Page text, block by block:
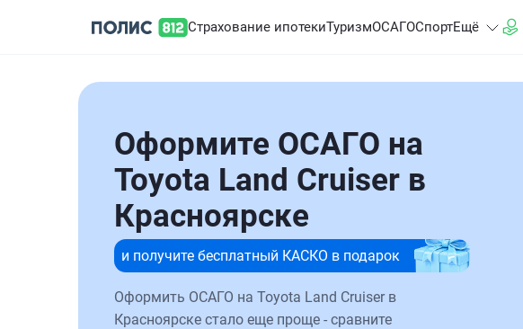
Страхование ипотекиТуризмОСАГОСпортЕщё
Оформите ОСАГО на
Toyota Land Cruiser в
Красноярске
и получите бесплатный КАСКО в подарок
Оформить ОСАГО на Toyota Land Cruiser в
Красноярске стало еще проще - сравните